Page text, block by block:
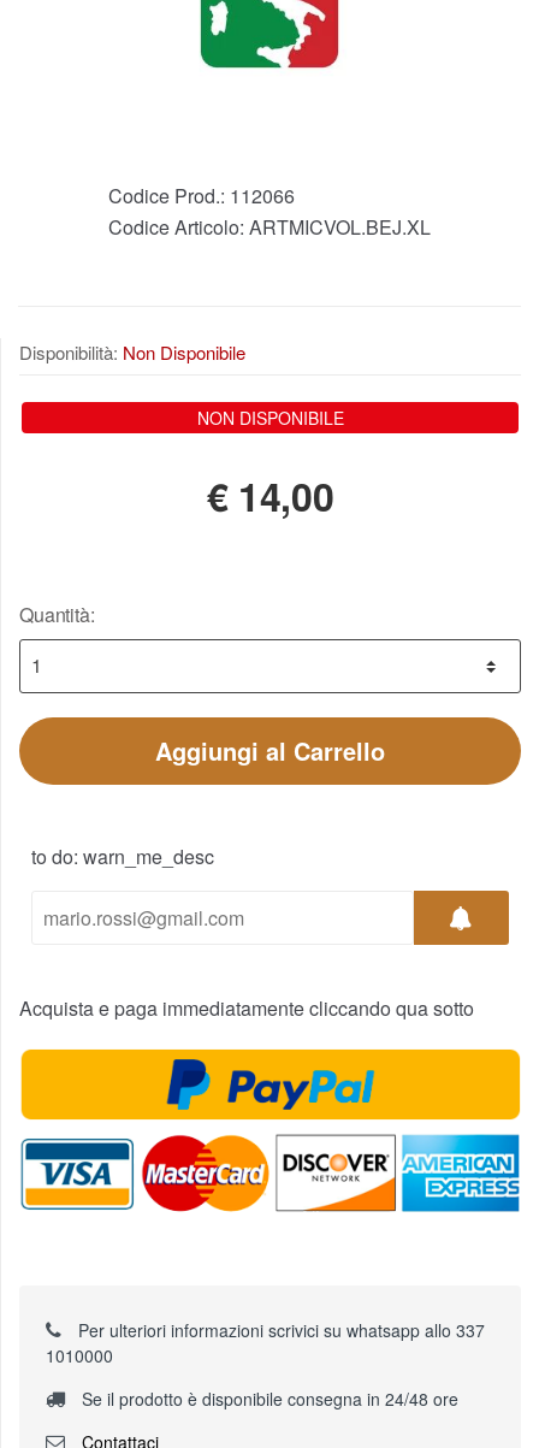
Codice Prod.: 112066
Codice Articolo: ARTMICVOL.BEJ.XL
Disponibilità: Non Disponibile
NON DISPONIBILE
€ 14,00
Quantità:
Aggiungi al Carrello
to do: warn_me_desc
Acquista e paga immediatamente cliccando qua sotto
Per ulteriori informazioni scrivici su whatsapp allo 337
1010000
Se il prodotto è disponibile consegna in 24/48 ore
Contattaci